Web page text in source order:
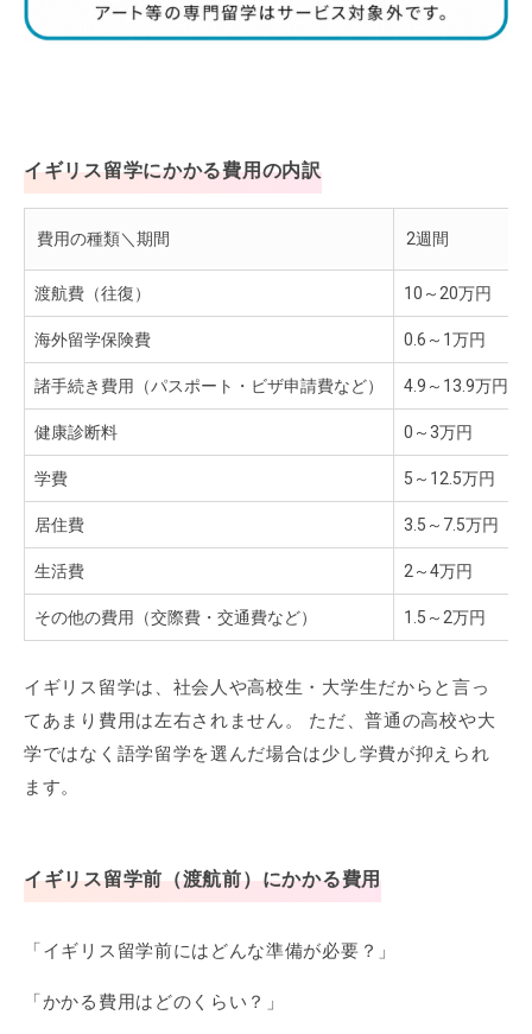
イギリス留学にかかる費用の内訳
費用の種類＼期間 2週間
渡航費（往復） 10～20万円
海外留学保険費 0.6～1万円
諸手続き費用（パスポート・ビザ申請費など） 4.9～13.9万円
健康診断料 0～3万円
学費 5～12.5万円
居住費 3.5～7.5万円
生活費 2～4万円
その他の費用（交際費・交通費など） 1.5～2万円
イギリス留学は、社会人や高校生・大学生だからと言っ
てあまり費用は左右されません。 ただ、普通の高校や大
学ではなく語学留学を選んだ場合は少し学費が抑えられ
ます。
イギリス留学前（渡航前）にかかる費用
「イギリス留学前にはどんな準備が必要？」
「かかる費用はどのくらい？」